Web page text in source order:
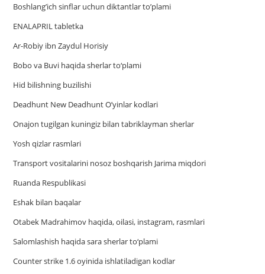
Boshlang’ich sinflar uchun diktantlar to’plami
ENALAPRIL tabletka
Ar-Robiy ibn Zaydul Horisiy
Bobo va Buvi haqida sherlar to‘plami
Hid bilishning buzilishi
Deadhunt New Deadhunt O’yinlar kodlari
Onajon tugilgan kuningiz bilan tabriklayman sherlar
Yosh qizlar rasmlari
Trаnsport vositаlаrini nosoz boshqаrish Jаrimа miqdori
Ruanda Respublikasi
Eshak bilan baqalar
Otabek Madrahimov haqida, oilasi, instagram, rasmlari
Salomlashish haqida sara sherlar to‘plami
Counter strike 1.6 oyinida ishlatiladigan kodlar